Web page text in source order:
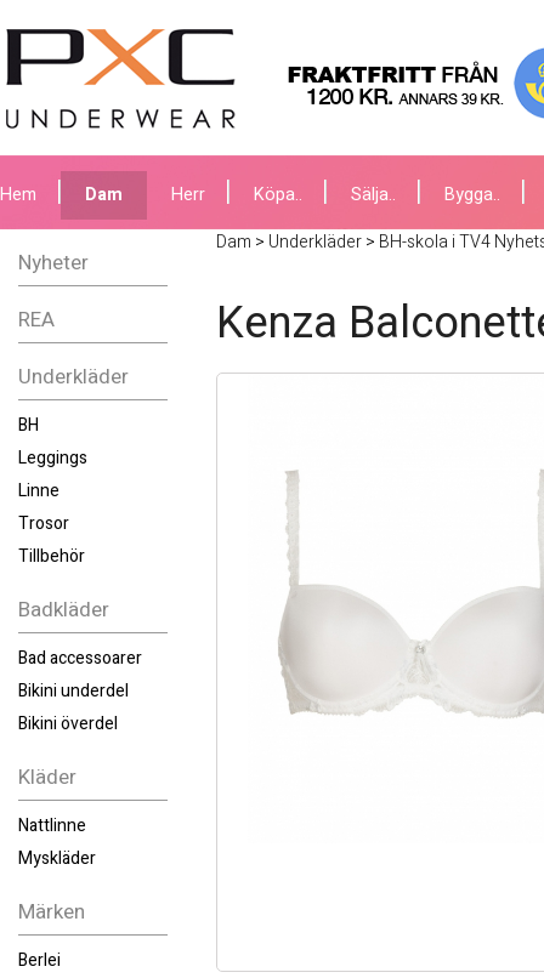
Hem Dam Herr Köpa.. Sälja.. Bygga..
Nyheter
REA
Underkläder
BH
Leggings
Linne
Trosor
Tillbehör
Badkläder
Bad accessoarer
Bikini underdel
Bikini överdel
Kläder
Nattlinne
Myskläder
Märken
Berlei
Dam > Underkläder> BH-skola i TV4
Kenza